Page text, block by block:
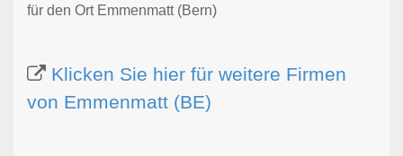
für den Ort Emmenmatt (Bern)
Klicken Sie hier für weitere Firmen
von Emmenmatt (BE)